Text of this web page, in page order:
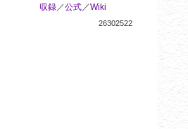
収録 ／公式 ／Wiki
26302522